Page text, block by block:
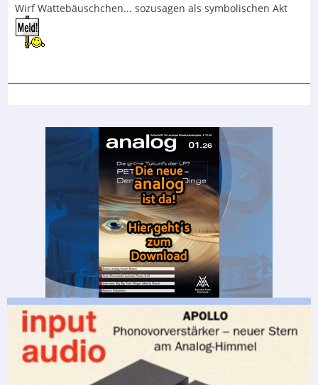
Wirf Wattebäuschchen... sozusagen als symbolischen Akt